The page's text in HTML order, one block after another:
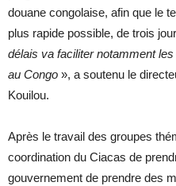
douane congolaise, afin que le
plus rapide possible, de trois
délais va faciliter notamment
au Congo », a soutenu le
Kouilou.
Après le travail des groupes
coordination du Ciacas de
gouvernement de prendre des